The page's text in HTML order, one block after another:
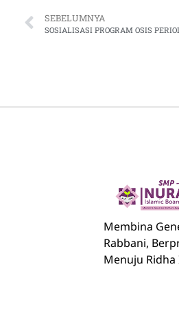
SEBELUMNYA
SOSIALISASI PROGRAM OSIS
Nuraida Islamic Boarding School
Membina
Rabbani,
Menuju Ridha